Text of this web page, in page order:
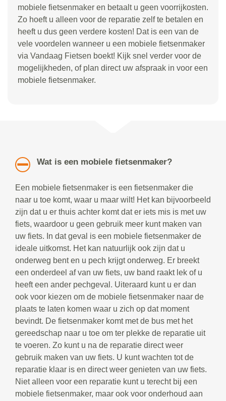
mobiele fietsenmaker en betaalt u geen voorrijkosten.
Zo hoeft u alleen voor de reparatie zelf te betalen en
heeft u dus geen verdere kosten! Dat is een van de
vele voordelen wanneer u een mobiele fietsenmaker
via Vandaag Fietsen boekt! Kijk snel verder voor de
mogelijkheden, of plan direct uw afspraak in voor een
mobiele fietsenmaker.
Wat is een mobiele fietsenmaker?
Een mobiele fietsenmaker is een fietsenmaker die
naar u toe komt, waar u maar wilt! Het kan bijvoorbeeld
zijn dat u er thuis achter komt dat er iets mis is met uw
fiets, waardoor u geen gebruik meer kunt maken van
uw fiets. In dat geval is een mobiele fietsenmaker de
ideale uitkomst. Het kan natuurlijk ook zijn dat u
onderweg bent en u pech krijgt onderweg. Er breekt
een onderdeel af van uw fiets, uw band raakt lek of u
heeft een ander pechgeval. Uiteraard kunt u er dan
ook voor kiezen om de mobiele fietsenmaker naar de
plaats te laten komen waar u zich op dat moment
bevindt. De fietsenmaker komt met de bus met het
gereedschap naar u toe om ter plekke de reparatie uit
te voeren. Zo kunt u na de reparatie direct weer
gebruik maken van uw fiets. U kunt wachten tot de
reparatie klaar is en direct weer genieten van uw fiets.
Niet alleen voor een reparatie kunt u terecht bij een
mobiele fietsenmaker, maar ook voor onderhoud aan